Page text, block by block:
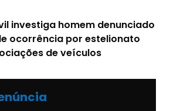
investiga homem denunciado
ocorrência por estelionato
de veículos